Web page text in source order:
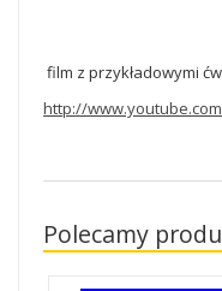
film z przykładowymi
http://
Polecamy